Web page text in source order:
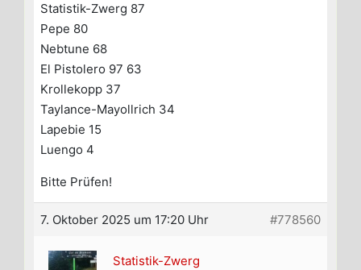
Statistik-Zwerg 87
Pepe 80
Nebtune 68
El Pistolero 97 63
Krollekopp 37
Taylance-Mayollrich 34
Lapebie 15
Luengo 4
Bitte Prüfen!
7. Oktober 2025 um 17:20 Uhr #778560
Statistik-Zwerg